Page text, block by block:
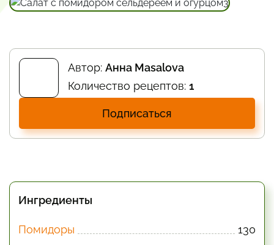
Автор: Анна Masalova
Количество рецептов: 1
Подписаться
Ингредиенты
Помидоры
130